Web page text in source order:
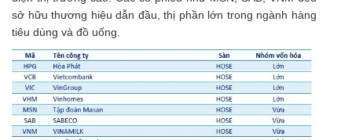
sở hữu thương hiệu dẫn đầu, thị phần lớn trong ngành hàng
tiêu dùng và đồ uống.